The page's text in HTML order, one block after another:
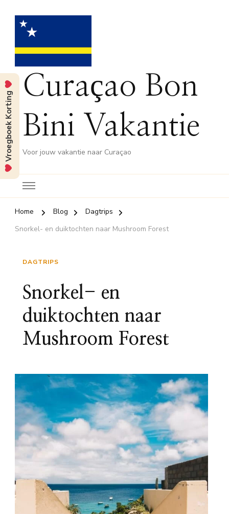
Curaçao Bon
Bini Vakantie
Voor jouw vakantie naar Curaçao
Home Blog
Dagtrips
Snorkel- en duiktochten naar Mushroom Forest
DAGTRIPS
Snorkel- en
duiktochten naar
Mushroom Forest
Vroegboek Korting